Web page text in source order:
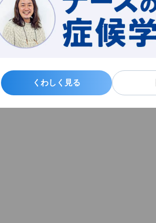
くわしく見る
くわしく見る